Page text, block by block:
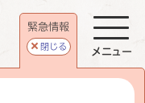
緊急情報
閉じる
メニュー